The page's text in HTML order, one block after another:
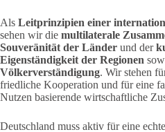
Als Leitprinzipien einer
sehen wir die multilaterale
Souveränität der Länder und der
Eigenständigkeit der Regionen
Völkerverständigung. Wir stehen
friedliche Kooperation und für eine
Nutzen basierende wirtschaftliche
Deutschland muss aktiv für eine